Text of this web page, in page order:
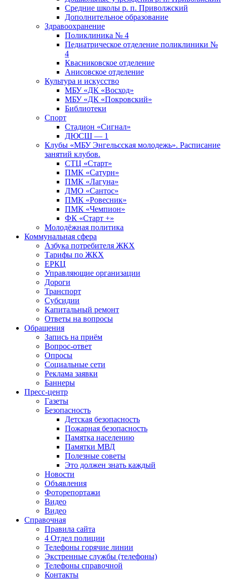
Средние школы р. п. Приволжский
Дополнительное образование
Здравоохранение
Поликлиника № 4
Педиатрическое отделение поликлиники №
4
Квасниковское отделение
Анисовское отделение
Культура и искусство
МБУ «ДК «Восход»
МБУ «ДК «Покровский»
Библиотеки
Спорт
Стадион «Сигнал»
ДЮСШ — 1
Клубы «МБУ Энгельсская молодежь». Расписание
занятий клубов.
СТЦ «Старт»
ПМК «Сатурн»
ПМК «Лагуна»
ДМО «Сантос»
ПМК «Ровесник»
ПМК «Чемпион»
ФК «Старт +»
Молодёжная политика
Коммунальная сфера
Азбука потребителя ЖКХ
Тарифы по ЖКХ
ЕРКЦ
Управляющие организации
Дороги
Транспорт
Субсидии
Капитальный ремонт
Ответы на вопросы
Обращения
Запись на приём
Вопрос-ответ
Опросы
Социальные сети
Реклама заявки
Баннеры
Пресс-центр
Газеты
Безопасность
Детская безопасность
Пожарная безопасность
Памятка населению
Памятки МВД
Полезные советы
Это должен знать каждый
Новости
Объявления
Фоторепортажи
Видео
Видео
Справочная
Правила сайта
4 Отдел полиции
Телефоны горячие линии
Экстренные службы (телефоны)
Телефоны справочной
Контакты